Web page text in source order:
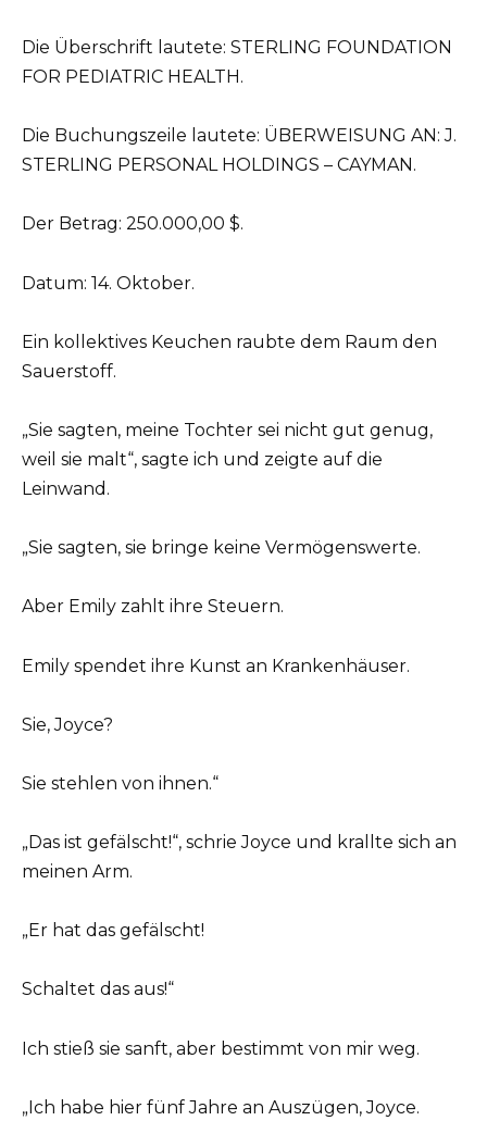
Die Überschrift lautete: STERLING FOUNDATION
FOR PEDIATRIC HEALTH.
Die Buchungszeile lautete: ÜBERWEISUNG AN: J.
STERLING PERSONAL HOLDINGS – CAYMAN.
Der Betrag: 250.000,00 $.
Datum: 14. Oktober.
Ein kollektives Keuchen raubte dem Raum den
Sauerstoff.
„Sie sagten, meine Tochter sei nicht gut genug,
weil sie malt“, sagte ich und zeigte auf die
Leinwand.
„Sie sagten, sie bringe keine Vermögenswerte.
Aber Emily zahlt ihre Steuern.
Emily spendet ihre Kunst an Krankenhäuser.
Sie, Joyce?
Sie stehlen von ihnen.“
„Das ist gefälscht!“, schrie Joyce und krallte sich an
meinen Arm.
„Er hat das gefälscht!
Schaltet das aus!“
Ich stieß sie sanft, aber bestimmt von mir weg.
„Ich habe hier fünf Jahre an Auszügen, Joyce.